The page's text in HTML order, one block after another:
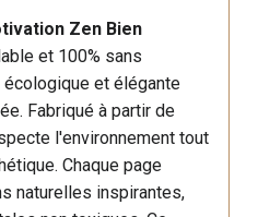
Zen Bien
et 100% sans
et élégante
Fabriqué à partir de
l'environnement tout
Chaque page
naturelles inspirantes,